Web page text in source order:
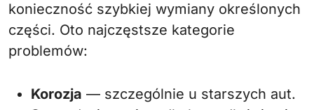
konieczność szybkiej wymiany określonych
części. Oto najczęstsze kategorie
problemów:
Korozja — szczególnie u starszych aut.